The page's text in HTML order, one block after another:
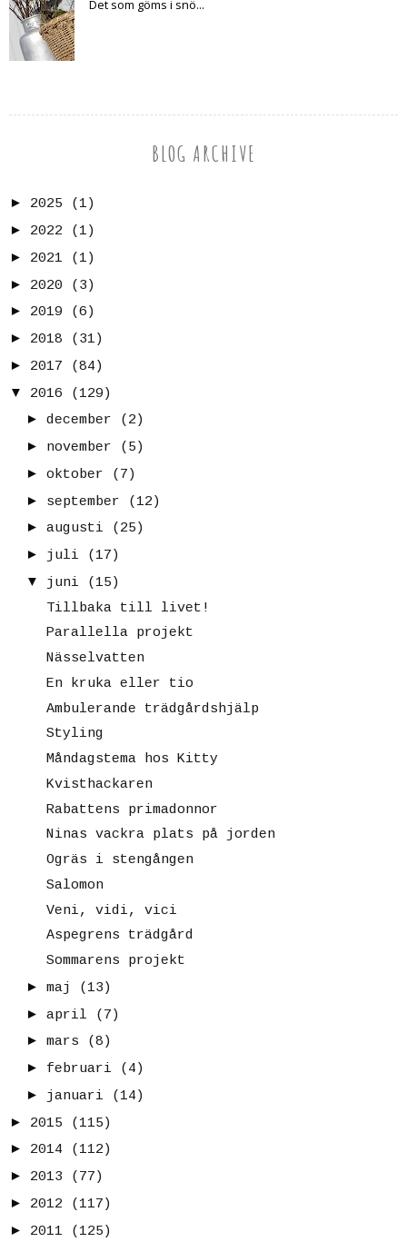
Det som göms i snö...
BLOG ARCHIVE
► 2025
(1)
► 2022
(1)
► 2021
(1)
► 2020
(3)
► 2019
(6)
► 2018
(31)
► 2017
(84)
▼
2016
(129)
► december
(2)
► november
(5)
► oktober
(7)
► september
(12)
► augusti
(25)
► juli
(17)
▼
juni
(15)
Tillbaka till livet!
Parallella projekt
Nässelvatten
En kruka eller tio
Ambulerande trädgårdshjälp
Styling
Måndagstema hos Kitty
Kvisthackaren
Rabattens primadonnor
Ninas vackra plats på jorden
Ogräs i stengången
Salomon
Veni, vidi, vici
Aspegrens trädgård
Sommarens projekt
► maj
(13)
► april
(7)
► mars
(8)
► februari
(4)
► januari
(14)
► 2015
(115)
► 2014
(112)
► 2013
(77)
► 2012
(117)
► 2011
(125)